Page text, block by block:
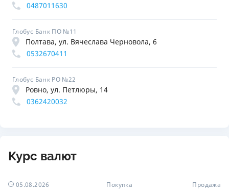
0487011630
Глобус Банк ПО №11
Полтава, ул. Вячеслава Черновола, 6
0532670411
Глобус Банк РО №22
Ровно, ул. Петлюры, 14
0362420032
Курс валют
05.08.2026 Покупка Продажа